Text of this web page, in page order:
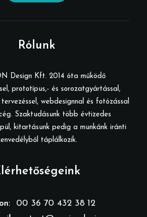
Rólunk
Design Kft. 2014 óta működő
prototípus,- és sorozatgyártással,
webdesignnal és fotózással
Szaktudásunk több évtizedes
kitartásunk pedig a munkánk iránti
táplálkozik.
00 36 70 432 38 12